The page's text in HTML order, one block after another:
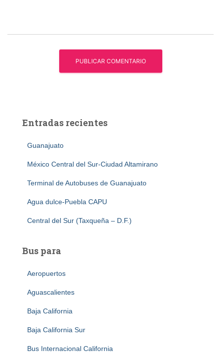
Entradas recientes
Guanajuato
México Central del Sur-Ciudad Altamirano
Terminal de Autobuses de Guanajuato
Agua dulce-Puebla CAPU
Central del Sur (Taxqueña – D.F.)
Bus para
Aeropuertos
Aguascalientes
Baja California
Baja California Sur
Bus Internacional California